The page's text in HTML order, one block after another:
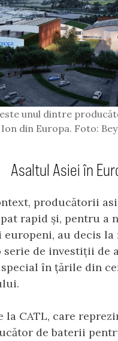
unul dintre
Ion din Europa. Foto:
Asaltul Asiei în
producătorii
rapid și, pentru a
au decis la
serie de investiții de
în țările din
la CATL, care
de baterii